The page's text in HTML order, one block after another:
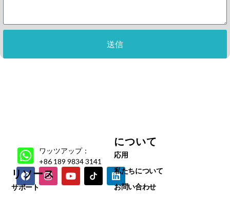
送信
ワッツアップ：
+86 189 9834 3141
リソース
サポート
について
応用
私たちについて
お問い合わせ